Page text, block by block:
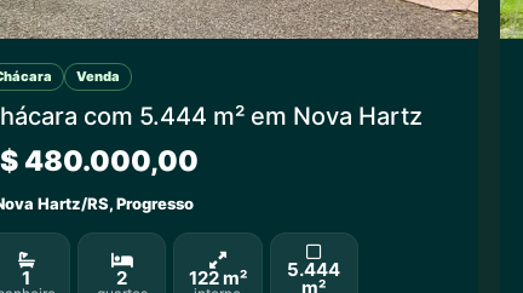
Venda
com 5.444 m² em Nova Hartz
480.000,00
Hartz/RS, Progresso
1 2 122 m² 5.444
m²